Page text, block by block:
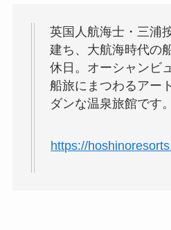
英国人航海士・三浦
建ち、大航海時代の
休日。オーシャンビ
船旅にまつわるアー
ダンな温泉旅館です。
https://